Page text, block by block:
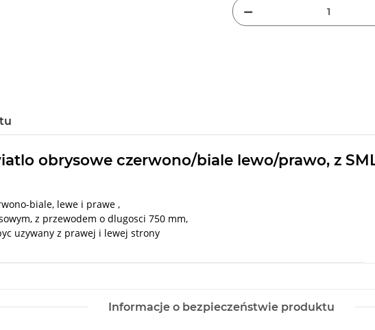
obrysowe czerwono/biale lewo/prawo, z
biale, lewe i prawe ,
z przewodem o dlugosci 750 mm,
uzywany z prawej i lewej strony
Informacje o bezpieczeństwie produktu